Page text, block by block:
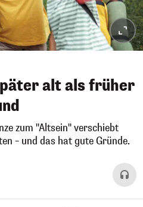
alt als früher
zum "Altsein" verschiebt
– und das hat gute Gründe.